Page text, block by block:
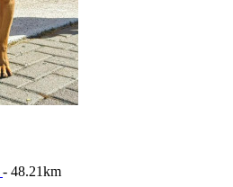
- 48.21km